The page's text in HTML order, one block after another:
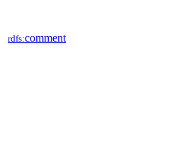
rdfs:comment